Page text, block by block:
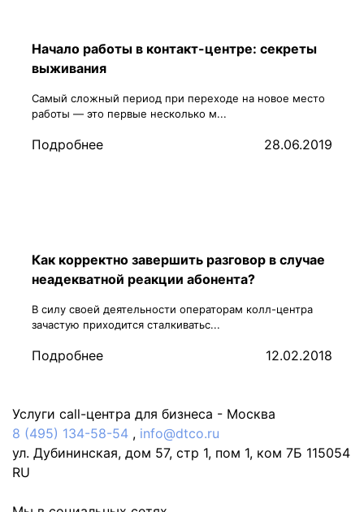
Начало работы в контакт-центре: секреты
выживания
Самый сложный период при переходе на новое место
работы — это первые несколько м...
Подробнее 28.06.2019
Как корректно завершить разговор в случае
неадекватной реакции абонента?
В силу своей деятельности операторам колл-центра
зачастую приходится сталкиватьс...
Подробнее 12.02.2018
Услуги call-центра для бизнеса - Москва
8 (495) 134-58-54 , info@dtco.ru
ул. Дубининская, дом 57, стр 1, пом 1, ком 7Б 115054
RU